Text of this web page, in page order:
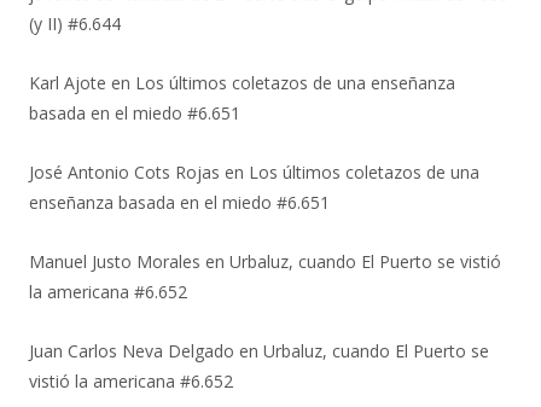
(y II) #6.644
Karl Ajote en Los últimos coletazos de una enseñanza
basada en el miedo #6.651
José Antonio Cots Rojas en Los últimos coletazos de una
enseñanza basada en el miedo #6.651
Manuel Justo Morales en Urbaluz, cuando El Puerto se vistió
la americana #6.652
Juan Carlos Neva Delgado en Urbaluz, cuando El Puerto se
vistió la americana #6.652